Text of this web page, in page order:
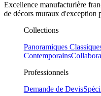
Excellence manufacturière
de décors muraux d'exception
Collections
Panoramiques
Contemporains
Professionnels
Demande de Devis